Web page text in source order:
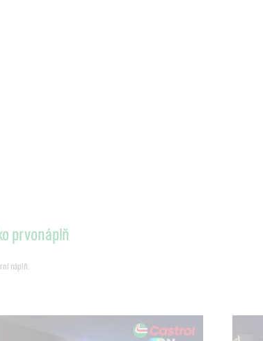
prvonáplň
náplň.